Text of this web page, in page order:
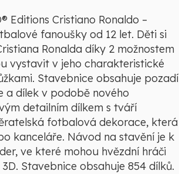
Editions Cristiano Ronaldo –
fanoušky od 12 let. Děti si
Ronalda díky 2 možnostem
vystavit v jeho charakteristické
Stavebnice obsahuje pozadí
a dílek v podobě nového
detailním dílkem s tváří
fotbalová dekorace, která
kanceláře. Návod na stavění je k
ve které mohou hvězdní hráči
Stavebnice obsahuje 854 dílků.